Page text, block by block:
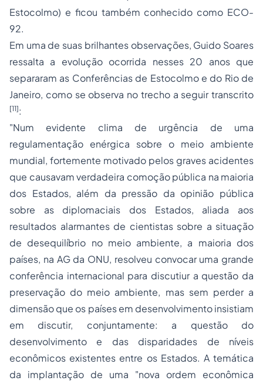
Estocolmo) e ficou também conhecido como ECO-
92.
Em uma de suas brilhantes observações, Guido Soares
ressalta a evolução ocorrida nesses 20 anos que
separaram as Conferências de Estocolmo e do Rio de
Janeiro, como se observa no trecho a seguir transcrito
[11]:
"Num evidente clima de urgência de uma
regulamentação enérgica sobre o meio ambiente
mundial, fortemente motivado pelos graves acidentes
que causavam verdadeira comoção pública na maioria
dos Estados, além da pressão da opinião pública
sobre as diplomaciais dos Estados, aliada aos
resultados alarmantes de cientistas sobre a situação
de desequilíbrio no meio ambiente, a maioria dos
países, na AG da ONU, resolveu convocar uma grande
conferência internacional para discutiur a questão da
preservação do meio ambiente, mas sem perder a
dimensão que os países em desenvolvimento insistiam
em discutir, conjuntamente: a questão do
desenvolvimento e das disparidades de níveis
econômicos existentes entre os Estados. A temática
da implantação de uma "nova ordem econômica